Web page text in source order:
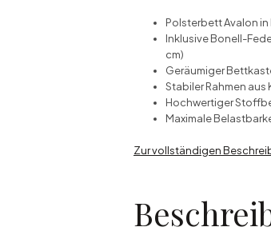
Polsterbett Avalon
Inklusive Bonell-
cm)
Geräumiger
Stabiler Rahmen
Hochwertiger
Maximale
Zur vollständigen